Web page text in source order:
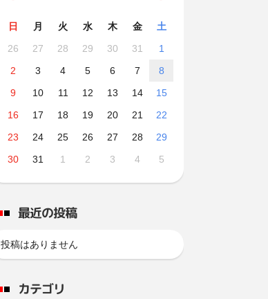
日 月 火 水 木 金
土
26
27 28 29 30 31
1
2
3 4 5 6 7
8
9
10 11 12 13 14
15
16
17 18 19 20 21
22
23
24 25 26 27 28
29
30
31 1 2 3 4 5
最近の投稿
投稿はありません
カテゴリ